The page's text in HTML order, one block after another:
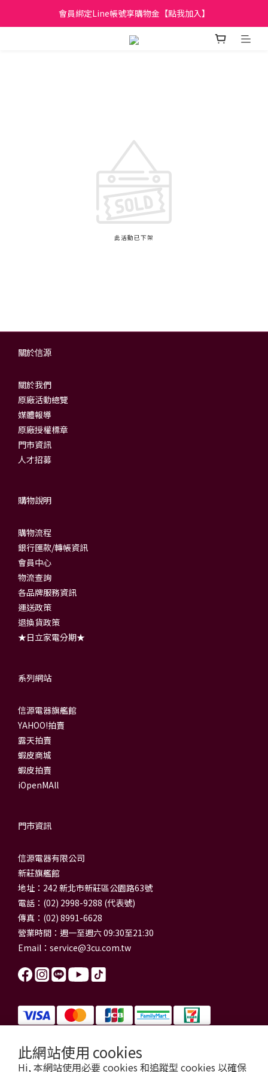
此網站使用 cookies
Hi, 本網站使用必要 cookies 和追蹤型 cookies 以確保
日立家電、國際牌 原廠管制價格 私訊優惠價
會員綁定Line帳號享購物金【點我加入】
全館滿299元免運
此活動已下架
關於信源
關於我們
原廠活動總覽
媒體報導
原廠授權標章
門市資訊
人才招募
購物說明
購物流程
銀行匯款/轉帳資訊
會員中心
物流查詢
各品牌服務資訊
運送政策
退換貨政策
★日立家電分期★
系列網站
信源電器旗艦館
YAHOO!拍賣
露天拍賣
蝦皮商城
蝦皮拍賣
iOpenMAll
門市資訊
信源電器有限公司
新莊旗艦館
地址：242 新北市新莊區公園路63號
電話：(02) 2998-9288 (代表號)
傳真：(02) 8991-6628
營業時間：週一至週六 09:30至21:30
Email： service@3cu.com.tw
信源電器有限公司 統一編號：84179325